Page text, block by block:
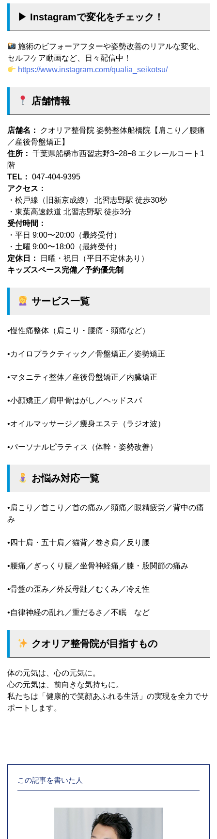
▶︎ Instagramで変化をチェック！
施術のビフォーアフターや姿勢改善のリアルな変化、
セルフケア動画など、日々配信中！
https://www.instagram.com/qualia_seikotsu/
店舗情報
店舗名：
クオリア整骨院 姿勢整体船橋院【肩こり／腰痛
／産後骨盤矯正】
住所： 千葉県船橋市西習志野3−28−8 エクレールコート1
階
TEL： 047-404-9395
アクセス：
・松戸線（旧新京成線） 北習志野駅 徒歩30秒
・東葉高速鉄道 北習志野駅 徒歩3分
受付時間：
・平日 9:00〜20:00（最終受付）
・土曜 9:00〜18:00（最終受付）
定休日：
日曜・祝日（平日不定休あり）
キッズスペース完備／予約優先制
サービス一覧
•慢性痛整体（肩こり・腰痛・頭痛など）
•カイロプラクティック／骨盤矯正／姿勢矯正
•マタニティ整体／産後骨盤矯正／内臓矯正
•小顔矯正／肩甲骨はがし／ヘッドスパ
•オイルマッサージ／痩身エステ（ラジオ波）
•パーソナルピラティス（体幹・姿勢改善）
お悩み対応一覧
•肩こり／首こり／首の痛み／頭痛／眼精疲労／背中の痛
み
•四十肩・五十肩／猫背／巻き肩／反り腰
•腰痛／ぎっくり腰／坐骨神経痛／膝・股関節の痛み
•骨盤の歪み／外反母趾／むくみ／冷え性
•自律神経の乱れ／重だるさ／不眠 など
クオリア整骨院が目指すもの
体の元気は、心の元気に。
心の元気は、前向きな気持ちに。
私たちは「健康的で笑顔あふれる生活」の実現を全力でサ
ポートします。
この記事を書いた人